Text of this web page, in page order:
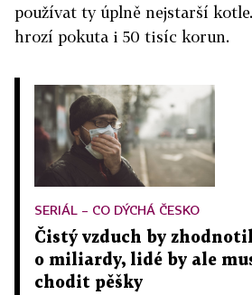
používat ty úplně nejstarší
hrozí pokuta i 50 tisíc korun.
SERIÁL – CO DÝCHÁ ČESKO
Čistý vzduch by
o miliardy, lidé by ale
chodit pěšky